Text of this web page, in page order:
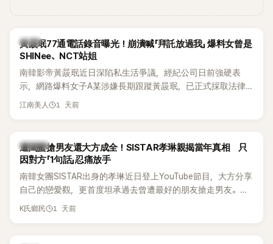
韓星
黃晸珉77通電話錄音曝光！崩潰喊「拜託放過我」 爆料女曾是
SHINee、NCT站姐
南韓影帝黃晸珉近日深陷私生活爭議，經紀公司日前強硬表
示，網路爆料女子A某涉嫌長期跟蹤黃晸珉，已正式採取法律
行動。不過，A並未停止發聲，持續透過社群平台公開爆料，反
的錄音內容，而A也首度承認自己過去曾是SHINee、NCT等偶
像團體的「站姐」，事件持續延燒。
江南美人 1 天前
K-POP
遭閨蜜搶男友還大方成全！SISTAR孝琳親揭當年真相 只
因對方「1句話」忍痛放手
南韓女團SISTAR出身的孝琳近日登上YouTube節目，大方分享
自己的戀愛觀，更首度坦承過去曾遭最好的朋友搶走男友。她
表示，當時選擇瀟灑放手，但如果同樣的事情現在再發生，「我
K氏鄉民 1 天前